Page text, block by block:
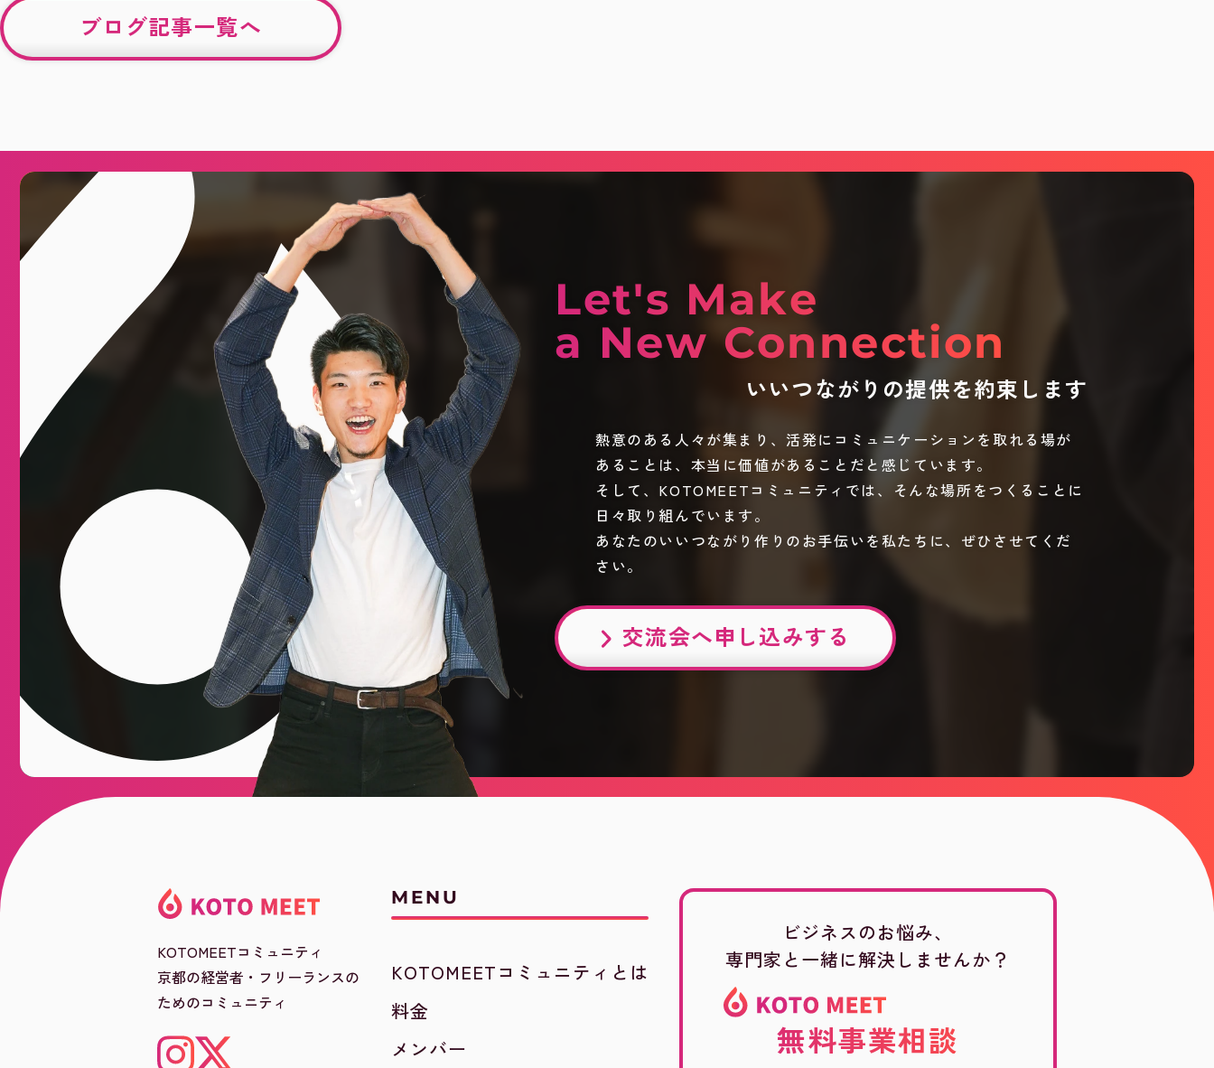
ブログ記事一覧へ
Let's Make
a New Connection
いいつながりの提供を約束します
熱意のある人々が集まり、活発にコミュニケーションを取れる場が
あることは、本当に価値があることだと感じています。
そして、KOTOMEETコミュニティでは、そんな場所をつくることに
日々取り組んでいます。
あなたのいいつながり作りのお手伝いを私たちに、ぜひさせてくだ
さい。
交流会へ申し込みする
KOTOMEETコミュニティ
京都の経営者・フリーランスの
ためのコミュニティ
MENU
KOTOMEETコミュニティとは
料金
メンバー
ビジネスのお悩み、
専門家と一緒に解決しませんか？
無料事業相談